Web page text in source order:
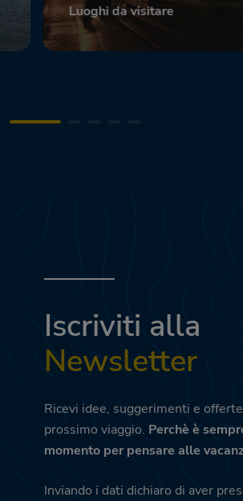
Luoghi da visitare
Scopri
Iscriviti alla
Newsletter
Ricevi idee, suggerimenti e
prossimo viaggio. Perchè è
momento per pensare alle
Inviando i dati dichiaro di aver